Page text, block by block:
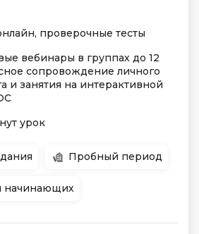
проверочные тесты
вебинары в группах до 12
сопровождение личного
и занятия на интерактивной
урок
Пробный период
начинающих